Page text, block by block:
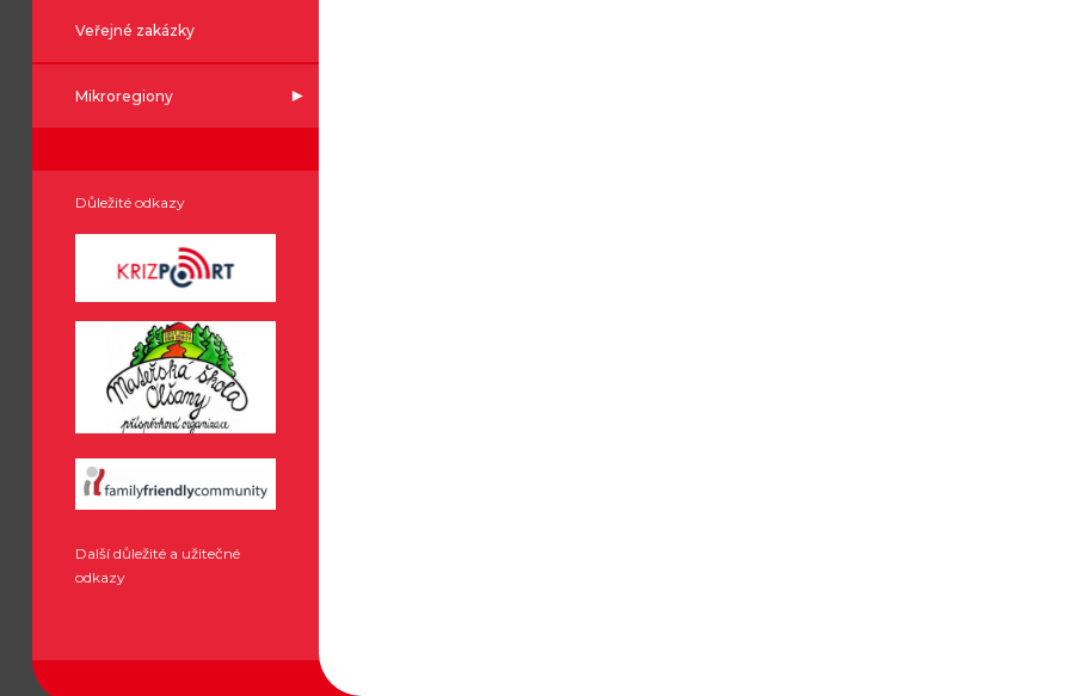
Veřejné zakázky
Mikroregiony
Důležité odkazy
Další důležité a užitečné
odkazy